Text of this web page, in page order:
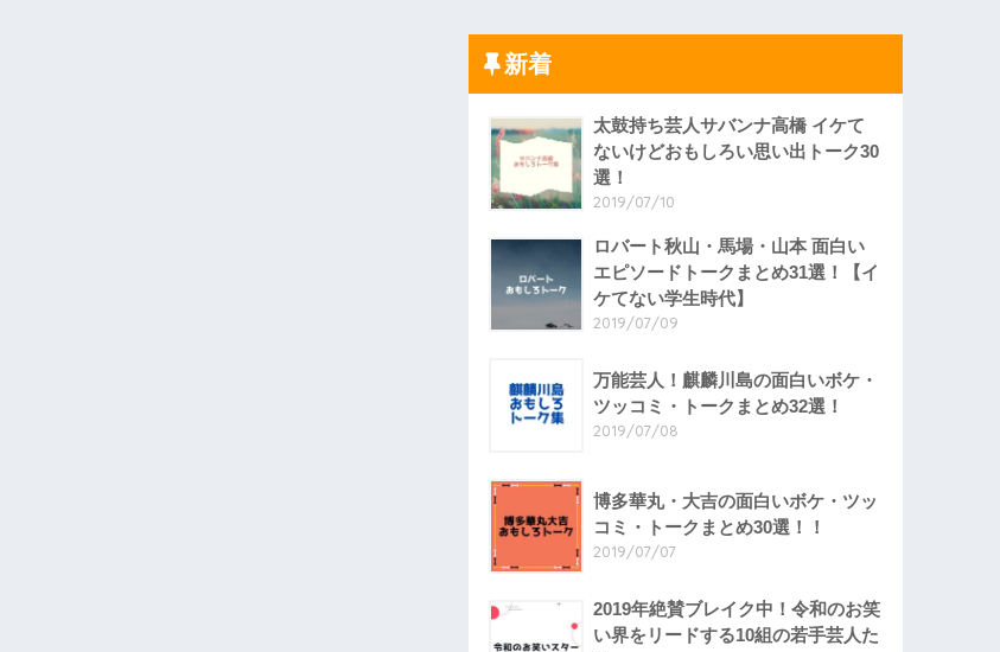
新着
太鼓持ち芸人サバンナ高橋 イケて
ないけどおもしろい思い出トーク30
選！
2019/07/10
ロバート秋山・馬場・山本 面白い
エピソードトークまとめ31選！【イ
ケてない学生時代】
2019/07/09
万能芸人！麒麟川島の面白いボケ・
ツッコミ・トークまとめ32選！
2019/07/08
博多華丸・大吉の面白いボケ・ツッ
コミ・トークまとめ30選！！
2019/07/07
2019年絶賛ブレイク中！令和のお笑
い界をリードする10組の若手芸人た